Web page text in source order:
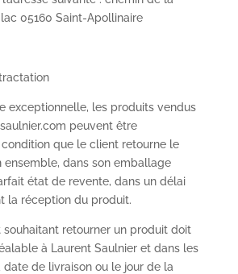
05160 Saint-Apollinaire
exceptionnelle, les produits vendus
peuvent être
que le client retourne le
ensemble, dans son emballage
état de revente, dans un délai
la réception du produit.
souhaitant retourner un produit doit
à Laurent Saulnier et dans les
date de livraison ou le jour de la